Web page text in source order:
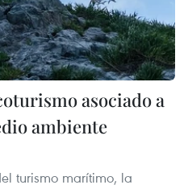
asociado a
ambiente
turismo marítimo, la